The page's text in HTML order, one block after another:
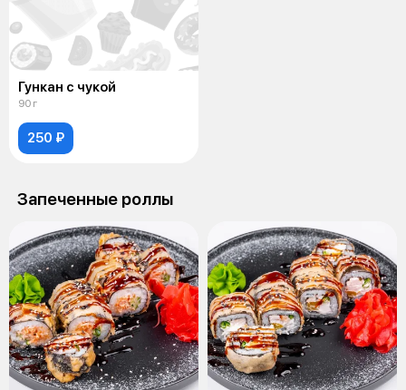
Гункан с чукой
90 г
250 ₽
Запеченные роллы